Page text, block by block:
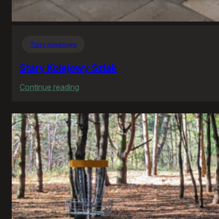
Trasy rowerowe
Stary Kolejowy Szlak
Continue reading
Kolejowy
Szlak